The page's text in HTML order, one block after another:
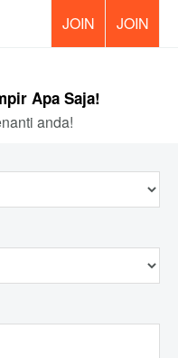
Apa Saja!
anda!